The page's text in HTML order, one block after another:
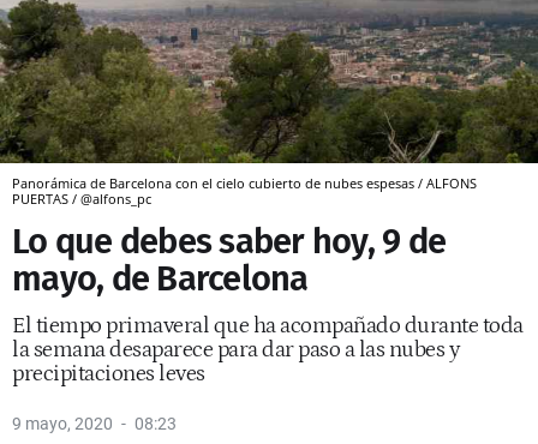
Panorámica de Barcelona con el cielo cubierto de nubes espesas / ALFONS
PUERTAS / @alfons_pc
Lo que debes saber hoy, 9 de
mayo, de Barcelona
El tiempo primaveral que ha acompañado durante toda
la semana desaparece para dar paso a las nubes y
precipitaciones leves
9 mayo, 2020 08:23